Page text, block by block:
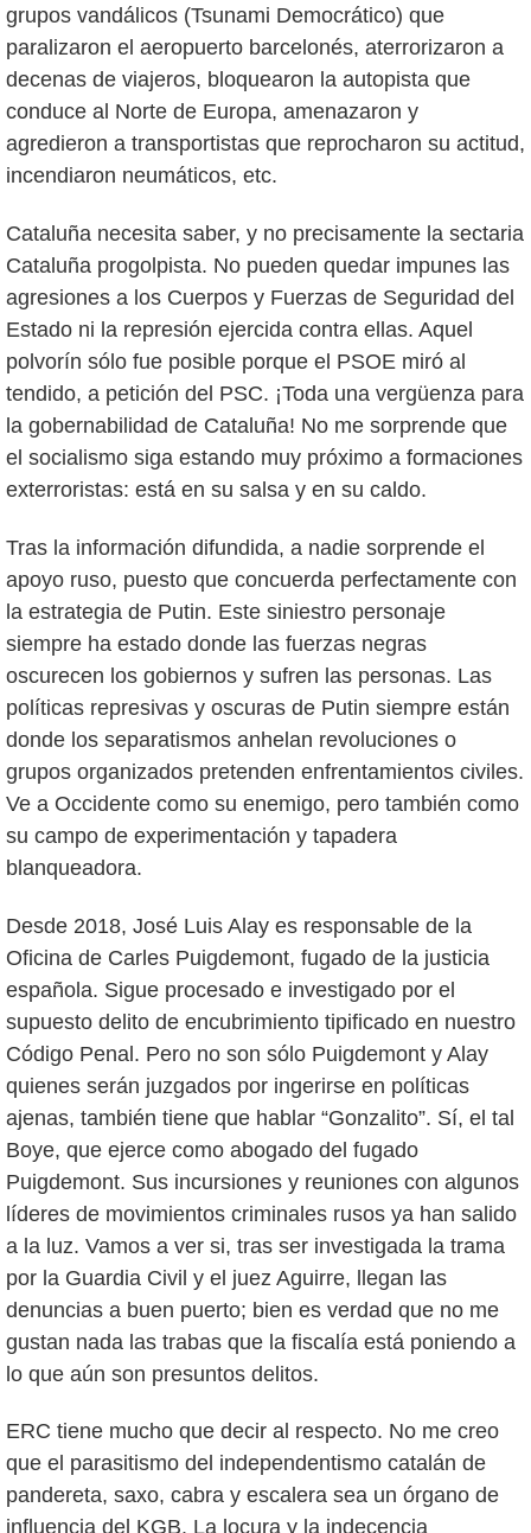
grupos vandálicos (Tsunami Democrático) que
paralizaron el aeropuerto barcelonés, aterrorizaron a
decenas de viajeros, bloquearon la autopista que
conduce al Norte de Europa, amenazaron y
agredieron a transportistas que reprocharon su actitud,
incendiaron neumáticos, etc.
Cataluña necesita saber, y no precisamente la sectaria
Cataluña progolpista. No pueden quedar impunes las
agresiones a los Cuerpos y Fuerzas de Seguridad del
Estado ni la represión ejercida contra ellas. Aquel
polvorín sólo fue posible porque el PSOE miró al
tendido, a petición del PSC. ¡Toda una vergüenza para
la gobernabilidad de Cataluña! No me sorprende que
el socialismo siga estando muy próximo a formaciones
exterroristas: está en su salsa y en su caldo.
Tras la información difundida, a nadie sorprende el
apoyo ruso, puesto que concuerda perfectamente con
la estrategia de Putin. Este siniestro personaje
siempre ha estado donde las fuerzas negras
oscurecen los gobiernos y sufren las personas. Las
políticas represivas y oscuras de Putin siempre están
donde los separatismos anhelan revoluciones o
grupos organizados pretenden enfrentamientos civiles.
Ve a Occidente como su enemigo, pero también como
su campo de experimentación y tapadera
blanqueadora.
Desde 2018, José Luis Alay es responsable de la
Oficina de Carles Puigdemont, fugado de la justicia
española. Sigue procesado e investigado por el
supuesto delito de encubrimiento tipificado en nuestro
Código Penal. Pero no son sólo Puigdemont y Alay
quienes serán juzgados por ingerirse en políticas
ajenas, también tiene que hablar “Gonzalito”. Sí, el tal
Boye, que ejerce como abogado del fugado
Puigdemont. Sus incursiones y reuniones con algunos
líderes de movimientos criminales rusos ya han salido
a la luz. Vamos a ver si, tras ser investigada la trama
por la Guardia Civil y el juez Aguirre, llegan las
denuncias a buen puerto; bien es verdad que no me
gustan nada las trabas que la fiscalía está poniendo a
lo que aún son presuntos delitos.
ERC tiene mucho que decir al respecto. No me creo
que el parasitismo del independentismo catalán de
pandereta, saxo, cabra y escalera sea un órgano de
influencia del KGB. La locura y la indecencia